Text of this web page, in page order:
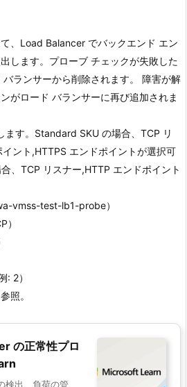
、Load Balancer でバックエンド エン
します。 プローブ チェックが失敗した
ランサーから削除されます。
障害が解
がロード バランサーに再び追加されま
ます。Standard SKU の場合、TCP リ
ント,HTTPS エンドポイントが選択可
、TCP リスナー,HTTP エンドポイント
vmss-test-lb1-probe）
）
: 2）
照。
の正常性プロ
検出、負荷の管